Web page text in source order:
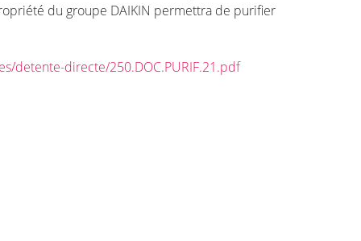
du groupe DAIKIN permettra de purifier
detente-directe/250.DOC.PURIF.21.pdf